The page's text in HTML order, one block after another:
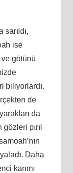
sarıldı,
ise
ve götünü
biliyorlardı.
de
da
pırıl
Daha
karımı